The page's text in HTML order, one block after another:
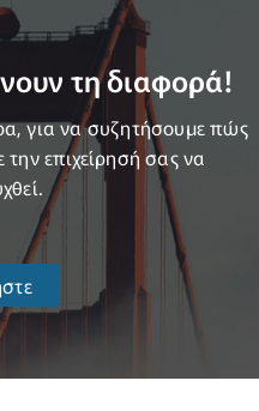
τη διαφορά!
για να συζητήσουμε πώς
επιχείρησή σας να